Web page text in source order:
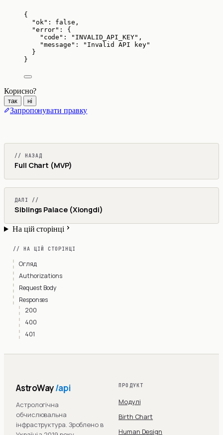
{
"ok" : false ,
"error" : {
"code" : " INVALID_API_KEY" ,
"message" : " Invalid API key"
}
}
Корисно?
так ні
Запропонувати правку
// НАЗАД
Full Chart (MVP)
ДАЛІ //
Siblings Palace (Xiongdi)
На цій сторінці
// НА ЦІЙ СТОРІНЦІ
Огляд
Authorizations
Request Body
Responses
200
400
401
AstroWay/api
Астрологічна
обчислювальна
інфраструктура. Зроблено в
ПРОДУКТ
Модулі
Birth Chart
Human Design